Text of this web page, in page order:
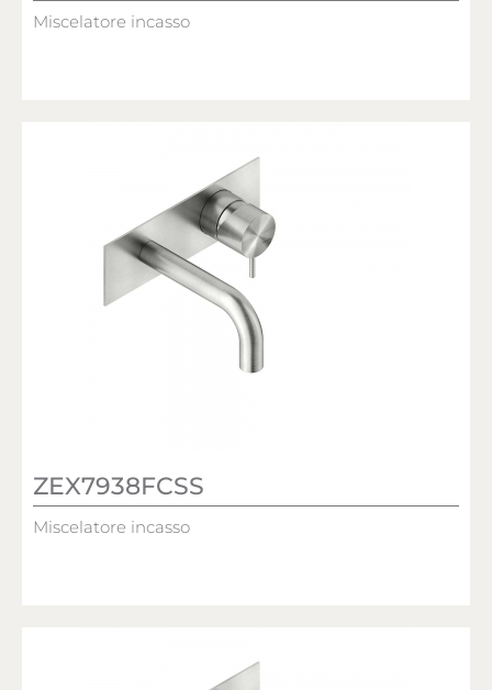
Miscelatore incasso
ZEX7938FCSS
Miscelatore incasso